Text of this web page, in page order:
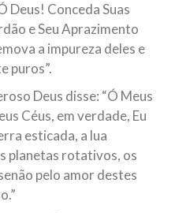
Deus! Conceda Suas
e Seu Aprazimento
a impureza deles e
puros”.
Deus disse: “Ó Meus
Céus, em verdade, Eu
esticada, a lua
planetas rotativos, os
pelo amor destes